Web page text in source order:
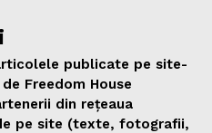
publicate pe site-
Freedom House
din rețeaua
pe site (texte, fotografii,